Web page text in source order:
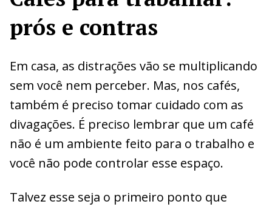
prós e contras
Em casa, as distrações vão se multiplicando
sem você nem perceber. Mas, nos cafés,
também é preciso tomar cuidado com as
divagações. É preciso lembrar que um café
não é um ambiente feito para o trabalho e
você não pode controlar esse espaço.
Talvez esse seja o primeiro ponto que